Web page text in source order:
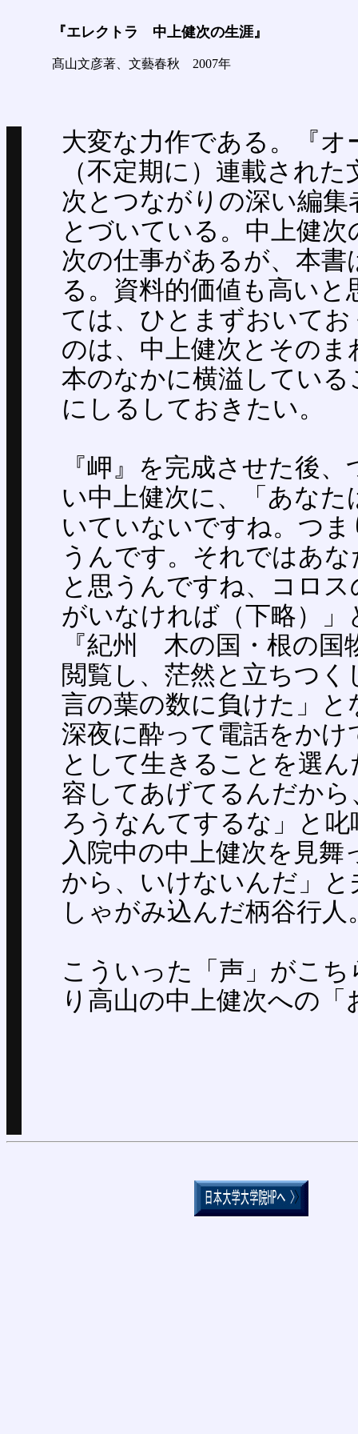
『エレクトラ 中上健次の生涯』
髙山文彦著、文藝春秋 2007年
大変な力作である。『
（不定期に）連載され
次とつながりの深い編
とづいている。中上健
次の仕事があるが、本
る。資料的価値も高い
ては、ひとまずおいて
のは、中上健次とその
本のなかに横溢してい
にしるしておきたい。
『岬』を完成させた後
い中上健次に、「あな
いていないですね。つ
うんです。それではあ
と思うんですね、コロ
がいなければ（下略）
『紀州 木の国・根の国
閲覧し、茫然と立ちつ
言の葉の数に負けた」
深夜に酔って電話をか
として生きることを選
容してあげてるんだか
ろうなんてするな」と
入院中の中上健次を見
から、いけないんだ」
しゃがみ込んだ柄谷行人
こういった「声」がこ
り高山の中上健次への